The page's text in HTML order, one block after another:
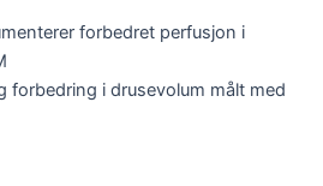
forbedret perfusjon i
forbedring i drusevolum målt med